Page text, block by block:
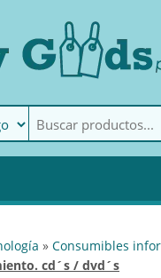
· Papelería
My
online de
encontrar
» consumibles
cd´s / dvd´s